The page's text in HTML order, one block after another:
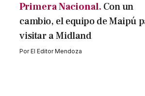
Primera Nacional. Con un
cambio, el equipo de Maipú
visitar a Midland
PorEl Editor Mendoza